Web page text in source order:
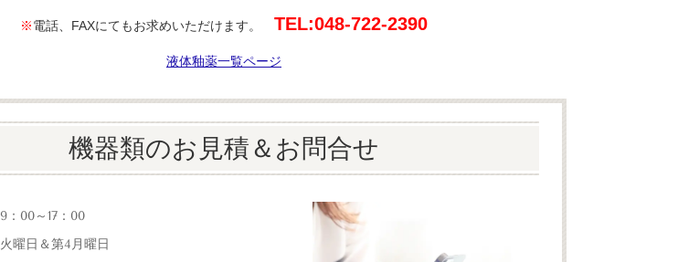
※電話、FAXにてもお求めいただけます。 TEL:048‐722‐2390
液体釉薬一覧ページ
機器類のお見積＆お問合せ
9：00～17：00
火曜日＆第4月曜日